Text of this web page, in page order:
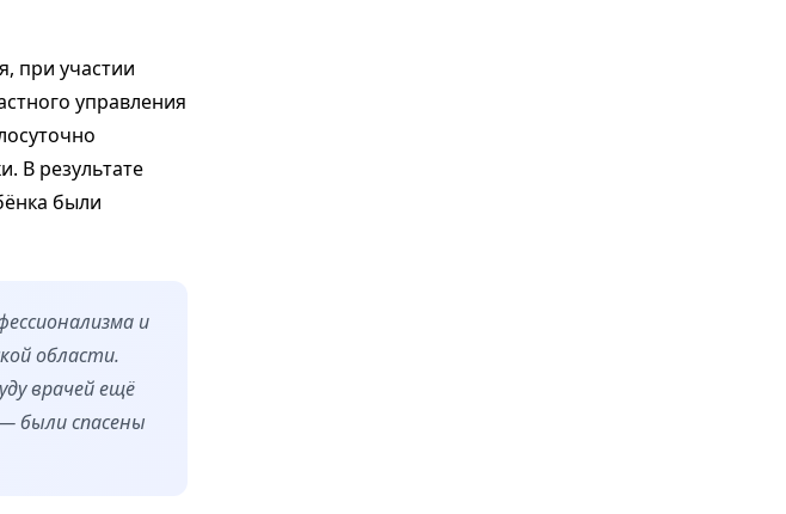
при участии
управления
В результате
были
и
области.
врачей ещё
были спасены